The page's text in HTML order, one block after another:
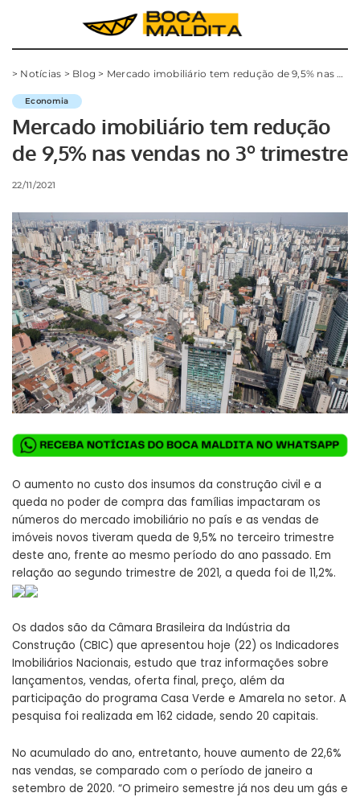
> Notícias > Blog > Mercado imobiliário tem redução de 9,5% nas vendas no 3º trimestre
Economia
Mercado imobiliário tem redução
de 9,5% nas vendas no 3º trimestre
22/11/2021
O aumento no custo dos insumos da construção civil e a
queda no poder de compra das famílias impactaram os
números do mercado imobiliário no país e as vendas de
imóveis novos tiveram queda de 9,5% no terceiro trimestre
deste ano, frente ao mesmo período do ano passado. Em
relação ao segundo trimestre de 2021, a queda foi de 11,2%.
Os dados são da Câmara Brasileira da Indústria da
Construção (CBIC) que apresentou hoje (22) os Indicadores
Imobiliários Nacionais, estudo que traz informações sobre
lançamentos, vendas, oferta final, preço, além da
participação do programa Casa Verde e Amarela no setor. A
pesquisa foi realizada em 162 cidade, sendo 20 capitais.
No acumulado do ano, entretanto, houve aumento de 22,6%
nas vendas, se comparado com o período de janeiro a
setembro de 2020. “O primeiro semestre já nos deu um gás e